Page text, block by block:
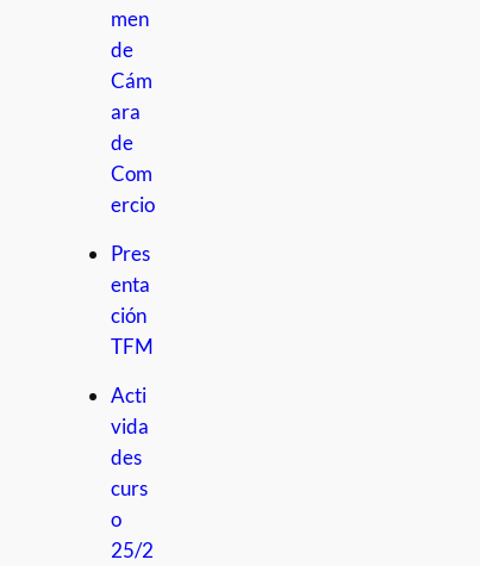
men
de
Cám
ara
de
Com
ercio
Pres
enta
ción
TFM
Acti
vida
des
curs
o
25/2